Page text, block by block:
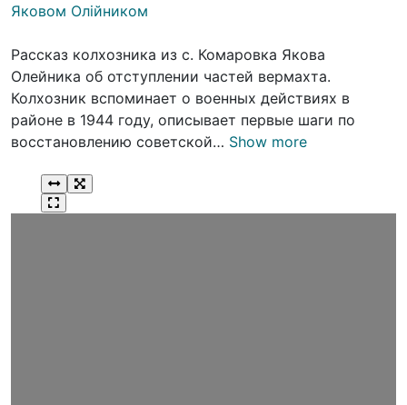
Яковом Олійником
Рассказ колхозника из с. Комаровка Якова
Олейника об отступлении частей вермахта.
Колхозник вспоминает о военных действиях в
районе в 1944 году, описывает первые шаги по
восстановлению советской… Show more